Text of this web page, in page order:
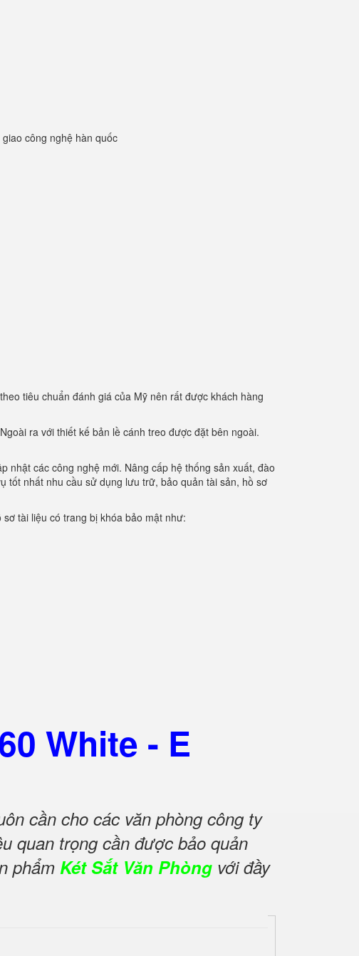
công nghệ hàn quốc
tiêu chuẩn đánh giá của Mỹ nên rất được khách hàng
ra với thiết kế bản lề cánh treo được đặt bên ngoài.
nhật các công nghệ mới. Nâng cấp hệ thống sản xuất, đào
tốt nhất nhu cầu sử dụng lưu trữ, bảo quản tài sản, hồ sơ
tài liệu có trang bị khóa bảo mật như:
White - E
cần cho các văn phòng công ty
quan trọng cần được bảo quản
phẩm Két Sắt Văn Phòng với đầy